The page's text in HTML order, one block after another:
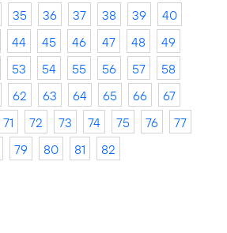
35 36 37 38 39
40
44 45 46 47 48
49
53 54 55 56 57
58
62 63 64 65 66
67
71 72 73 74 75 76
77
79 80 81 82